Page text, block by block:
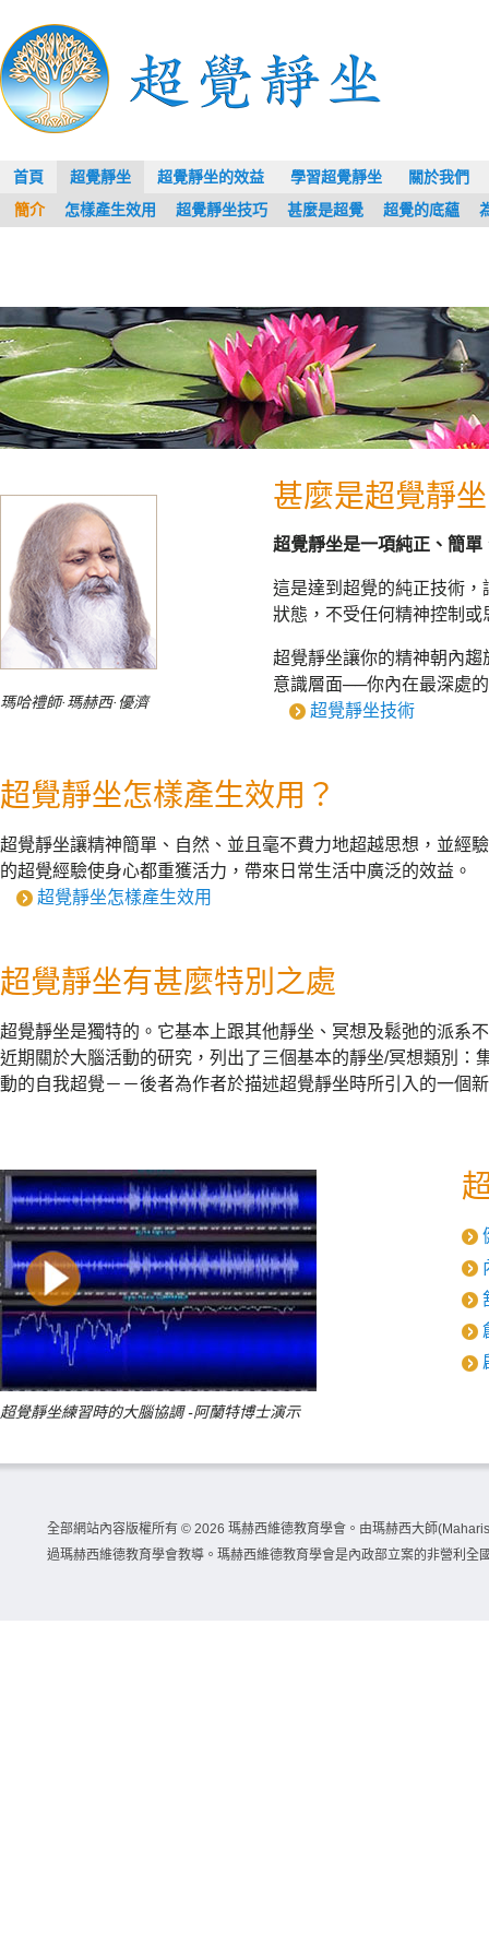
首頁 超覺靜坐 超覺靜坐的效益 學習超覺靜坐
關於我們
簡介
怎樣產生效用 超覺靜坐技巧 甚麼是超覺 超覺的底蘊
瑪哈禮師·瑪赫西·優濟
甚麼是超覺靜
超覺靜坐是一項純正、簡單
這是達到超覺的純正技術
狀態，不受任何精神控制或
超覺靜坐讓你的精神朝內
意識層面──你內在最深處
超覺靜坐技術
超覺靜坐怎樣產生效用？
超覺靜坐讓精神簡單、自然、並且毫不費力地超越思想，並經
的超覺經驗使身心都重獲活力，帶來日常生活中廣泛的效益。
超覺靜坐怎樣產生效用
超覺靜坐有甚麼特別之處
超覺靜坐是獨特的。它基本上跟其他靜坐、冥想及鬆弛的派系
近期關於大腦活動的研究，列出了三個基本的靜坐/冥想類別：
動的自我超覺－－後者為作者於描述超覺靜坐時所引入的一個
超覺靜坐練習時的大腦協調 -阿蘭特博士演示
全部網站內容版權所有 © 2026 瑪赫西維德教育學會。由瑪赫西大師
過瑪赫西維德教育學會教導。瑪赫西維德教育學會是內政部立案的非營利全